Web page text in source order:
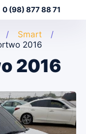
0 (98) 877 88 71
Smart
2016
2016